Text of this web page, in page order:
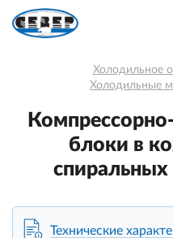
Холодильное
Холодильные
блоки в
спиральных
Технические